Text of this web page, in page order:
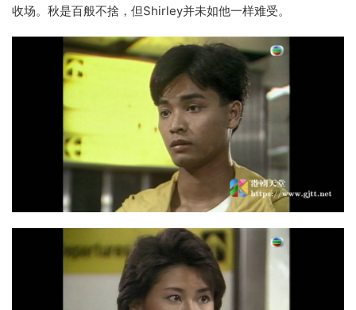
收场。秋是百般不捨，但Shirley并未如他一样难受。